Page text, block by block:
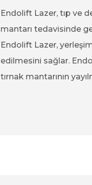
Endolift Lazer, tıp ve
mantarı tedavisinde
Endolift Lazer,
edilmesini sağlar.
tırnak mantarının